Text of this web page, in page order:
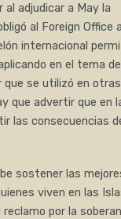
adjudicar a May la
al Foreign Office a
internacional
en el tema de
que se utilizó en otras
que advertir que en
las consecuencias
sostener las
viven en las
por la